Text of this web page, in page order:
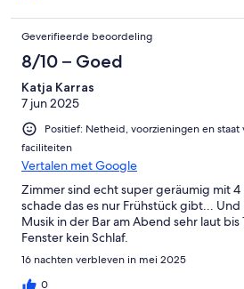
hésiter !
Geverifieerde beoordeling
8/10 – Goed
Katja Karras
7 jun 2025
Positief: Netheid, voorzieningen en
faciliteiten
Vertalen met Google
Zimmer sind echt super geräumig mit 4
schade das es nur Frühstück gibt...
Musik in der Bar am Abend sehr laut
Fenster kein Schlaf.
16 nachten verbleven in mei 2025
0